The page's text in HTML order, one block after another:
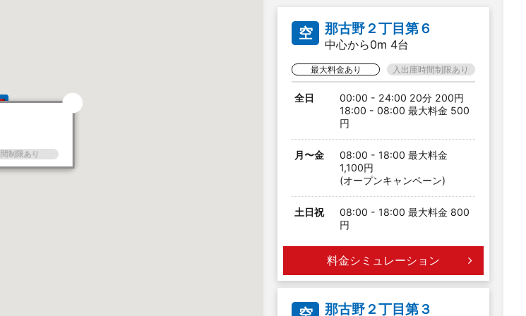
制限あり
空 那古野２丁目第６
中心から0m 4台
最大料金あり 入出庫時間制限あり
全日
00:00 - 24:00 20分 200円
18:00 - 08:00 最大料金 500
円
月〜金
08:00 - 18:00 最大料金
1,100円
(オープンキャンペーン)
土日祝
08:00 - 18:00 最大料金 800
円
料金シミュレーション
那古野２丁目第３